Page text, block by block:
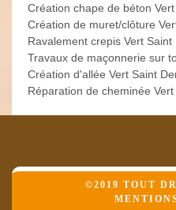
Création chape de béton
Création de muret/clôture
Ravalement crepis Vert
Travaux de maçonnerie sur
Création d'allée Vert Saint
Réparation de cheminée
©2019 TOUT